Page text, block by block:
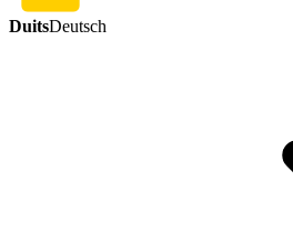
DuitsDeutsch